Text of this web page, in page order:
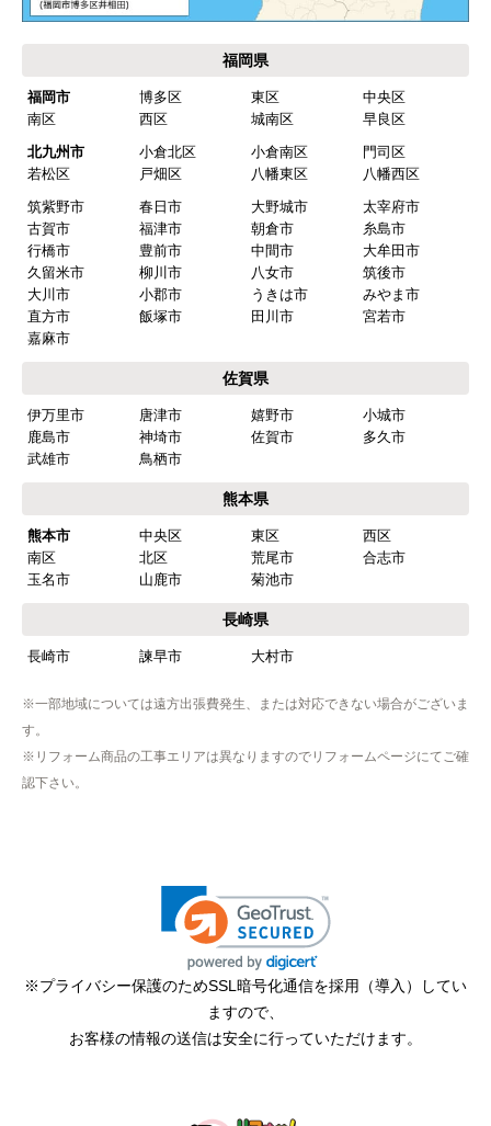
福岡県
福岡市 博多区 東区
中央区
南区
西区 城南区
早良区
北九州市
小倉北区 小倉南区
門司区
若松区
戸畑区 八幡東区
八幡西区
筑紫野市
春日市 大野城市
太宰府市
古賀市
福津市 朝倉市
糸島市
行橋市
豊前市 中間市
大牟田市
久留米市
柳川市 八女市
筑後市
大川市
小郡市 うきは市
みやま市
直方市
飯塚市 田川市
宮若市
嘉麻市
佐賀県
伊万里市 唐津市 嬉野市
小城市
鹿島市
神埼市 佐賀市
多久市
武雄市
鳥栖市
熊本県
熊本市 中央区 東区
西区
南区
北区 荒尾市
合志市
玉名市
山鹿市 菊池市
長崎県
長崎市 諫早市 大村市
※一部地域については遠方出張費発生、または対応できない場合がございま
す。
※リフォーム商品の工事エリアは異なりますのでリフォームページにてご確
認下さい。
※プライバシー保護のためSSL暗号化通信を採用（導入）してい
ますので、
お客様の情報の送信は安全に行っていただけます。